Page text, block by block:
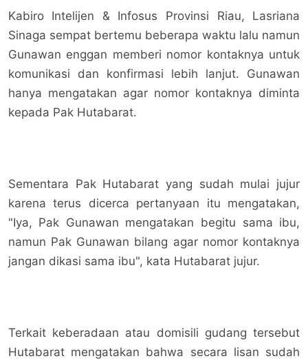
Kabiro Intelijen & Infosus Provinsi Riau, Lasriana
Sinaga sempat bertemu beberapa waktu lalu namun
Gunawan enggan memberi nomor kontaknya untuk
komunikasi dan konfirmasi lebih lanjut. Gunawan
hanya mengatakan agar nomor kontaknya diminta
kepada Pak Hutabarat.
Sementara Pak Hutabarat yang sudah mulai jujur
karena terus dicerca pertanyaan itu mengatakan,
"Iya, Pak Gunawan mengatakan begitu sama ibu,
namun Pak Gunawan bilang agar nomor kontaknya
jangan dikasi sama ibu", kata Hutabarat jujur.
Terkait keberadaan atau domisili gudang tersebut
Hutabarat mengatakan bahwa secara lisan sudah